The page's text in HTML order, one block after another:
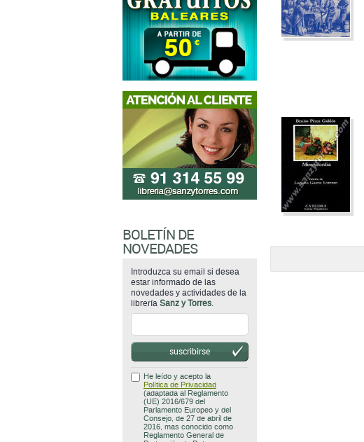
BOLETÍN DE
NOVEDADES
Introduzca su email si desea
estar informado de las
novedades y actividades de la
librería Sanz y Torres.
suscribirse
He leído y acepto la
Política de Privacidad
(adaptada al Reglamento
(UE) 2016/679 del
Parlamento Europeo y del
Consejo, de 27 de abril de
2016, mas conocido como
Reglamento General de